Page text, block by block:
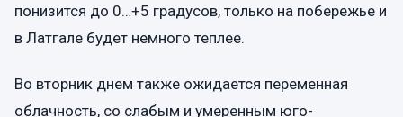
понизится до 0…+5 градусов, только на побережье и
в Латгале будет немного теплее.
Во вторник днем также ожидается переменная
облачность, со слабым и умеренным юго-